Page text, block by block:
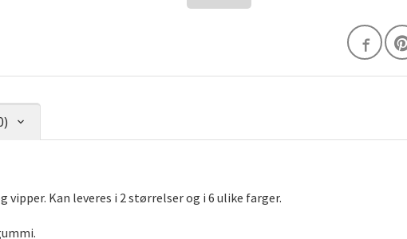
Kan leveres i 2 størrelser og i 6 ulike farger.